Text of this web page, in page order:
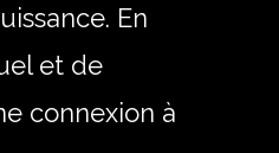
En
et de
connexion à